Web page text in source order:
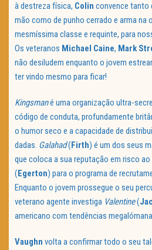
à destreza física, Colin convence tanto
mão como de punho cerrado e arma na
mesmíssima classe e requinte, para
Os veteranos Michael Caine, Mark
não desiludem enquanto o jovem
ter vindo mesmo para ficar!
Kingsmané uma organização ultra-
código de conduta, profundamente
o humor seco e a capacidade de
dadas. Galahad(Firth) é um dos seus
que coloca a sua reputação em risco
(Egerton) para o programa de
Enquanto o jovem prossegue o seu
veterano agente investiga Valentine(
americano com tendências
Vaughn volta a confirmar todo o seu